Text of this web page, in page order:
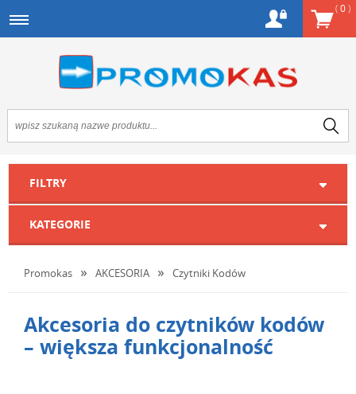
(0)
FILTRY
KATEGORIE
Promokas AKCESORIA Czytniki Kodów
Akcesoria do czytników kodów
– większa funkcjonalność